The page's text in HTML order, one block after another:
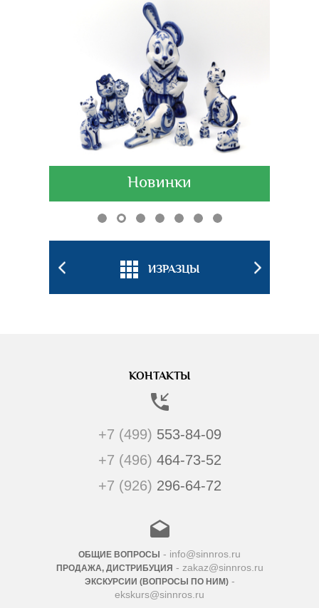
Новинки
ИЗРАЗЦЫ
КОНТАКТЫ
+7 (499) 553-84-09
+7 (496) 464-73-52
+7 (926) 296-64-72
ОБЩИЕ ВОПРОСЫ - info@sinnros.ru
ПРОДАЖА, ДИСТРИБУЦИЯ - zakaz@sinnros.ru
ЭКСКУРСИИ (ВОПРОСЫ ПО НИМ)-
ekskurs@sinnros.ru